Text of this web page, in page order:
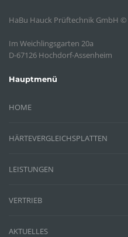
HaBu Hauck Prüftechnik GmbH ©
Im Weichlingsgarten 20a
D-67126 Hochdorf-Assenheim
Hauptmenü
HOME
HÄRTEVERGLEICHSPLATTEN
LEISTUNGEN
VERTRIEB
AKTUELLES